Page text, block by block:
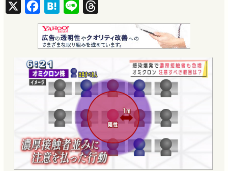
a
c
e
b
o
H
a
t
e
n
a
i
n
e
h
r
e
d
s